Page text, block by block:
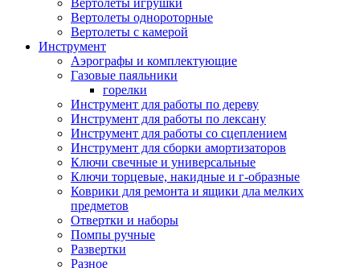
Вертолеты игрушки
Вертолеты однороторные
Вертолеты с камерой
Инструмент
Аэрографы и комплектующие
Газовые паяльники
горелки
Инструмент для работы по дереву
Инструмент для работы по лексану
Инструмент для работы со сцеплением
Инструмент для сборки амортизаторов
Ключи свечные и универсальные
Ключи торцевые, накидные и г-образные
Коврики для ремонта и ящики дла мелких
предметов
Отвертки и наборы
Помпы ручные
Развертки
Разное